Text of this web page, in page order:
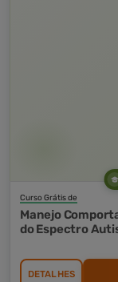
Curso Grátis de
Manejo
do Espectro
DETALHES